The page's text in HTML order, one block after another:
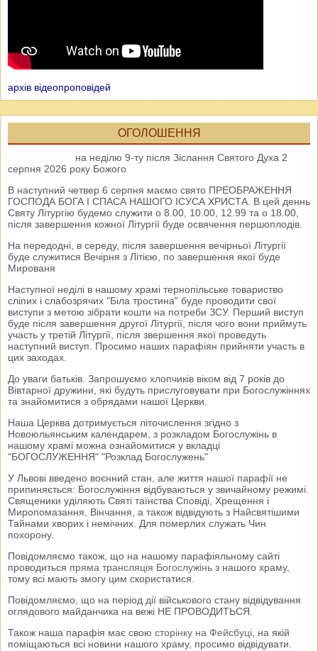
архів відеопроповідей
ОГОЛОШЕННЯ
на неділю 9-ту після Зіслання Святого Духа 2
серпня 2026 року Божого
В наступний четвер 6 серпня маємо свято ПРЕОБРАЖЕННЯ
ГОСПОДА БОГА І СПАСА НАШОГО ІСУСА ХРИСТА. В цей деннь
Святу Літургію будемо служити о 8.00, 10.00, 12.99 та о 18.00,
після завершення кожної Літургії буде освячення першоплодів.
На передодні, в середу, після завершення вечірньої Літургії
буде служитися Вечірня з Літією, по завершення якої буде
Мированя
Наступної неділі в нашому храмі тернопільське товариство
сліпих і слабозрячих "Біла тростина" буде проводити свої
виступи з метою зібрати кошти на потреби ЗСУ. Перший виступ
буде після завершення другої Літургії, після чого вони приймуть
участь у третій Літургії, після звершення якої проведуть
наступний виступ. Просимо наших парафіян прийняти участь в
цих заходах.
До уваги батьків. Запрошуємо хлопчиків віком від 7 років до
Вівтарної дружини, які будуть прислуговувати при Богослужіннях
та знайомитися з обрядами нашої Церкви.
Наша Церква дотримується літочислення згідно з
Новоюльянським календарем, з розкладом Богослужінь в
нашому храмі можна ознайомитися у вкладці
"БОГОСЛУЖЕННЯ" "Розклад Богослужень"
У Львові введено воєнний стан, але життя нашої парафії не
припиняється: Богослужіння відбуваються у звичайному режимі.
Священики уділяють Святі таїнства Сповіді, Хрещення і
Миропомазання, Вінчання, а також відвідують з Найсвятішими
Тайнами хворих і немічних. Для померлих служать Чин
похорону.
Повідомляємо також, що на нашому парафіяльному сайті
проводиться пряма трансляція Богослужінь з нашого храму,
тому всі мають змогу цим скористатися.
Повідомляємо, що на період дії військового стану відвідування
оглядового майданчика на вежі НЕ ПРОВОДИТЬСЯ.
Також наша парафія має свою сторінку на Фейсбуці, на якій
поміщаються всі новини нашого храму, просимо відвідувати.